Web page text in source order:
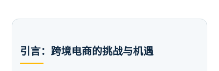
引言：跨境电商的挑战与机遇